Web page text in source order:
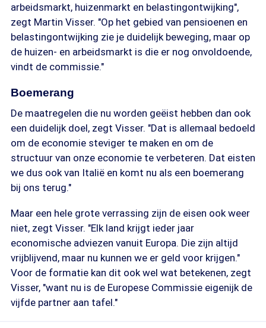
arbeidsmarkt, huizenmarkt en belastingontwijking",
zegt Martin Visser. "Op het gebied van pensioenen en
belastingontwijking zie je duidelijk beweging, maar op
de huizen- en arbeidsmarkt is die er nog onvoldoende,
vindt de commissie."
Boemerang
De maatregelen die nu worden geëist hebben dan ook
een duidelijk doel, zegt Visser. "Dat is allemaal bedoeld
om de economie steviger te maken en om de
structuur van onze economie te verbeteren. Dat eisten
we dus ook van Italië en komt nu als een boemerang
bij ons terug."
Maar een hele grote verrassing zijn de eisen ook weer
niet, zegt Visser. "Elk land krijgt ieder jaar
economische adviezen vanuit Europa. Die zijn altijd
vrijblijvend, maar nu kunnen we er geld voor krijgen."
Voor de formatie kan dit ook wel wat betekenen, zegt
Visser, "want nu is de Europese Commissie eigenijk de
vijfde partner aan tafel."